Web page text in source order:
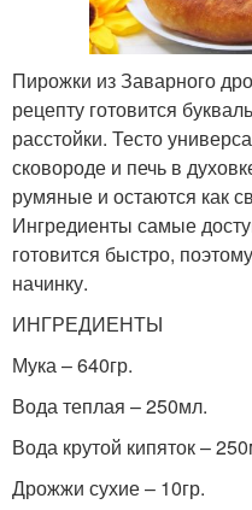
Пирожки из Заварного
рецепту готовится
расстойки. Тесто
сковороде и печь в
румяные и остаются как
Ингредиенты самые
готовится быстро,
начинку.
ИНГРЕДИЕНТЫ
Мука – 640гр.
Вода теплая – 250мл.
Вода крутой кипяток –
Дрожжи сухие – 10гр.